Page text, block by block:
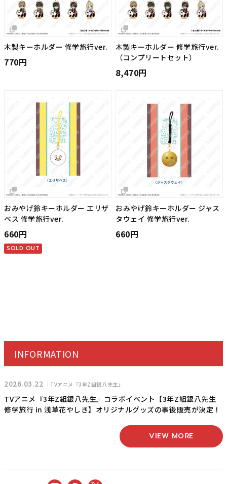
木製キーホルダー 修学旅行ver.
770円
木製キーホルダー 修学旅行ver.
（コンプリートセット）
8,470円
おみやげ鈴キーホルダー エリザ
ベス 修学旅行ver.
660円
SOLD OUT
おみやげ鈴キーホルダー ジャス
タウェイ 修学旅行ver.
660円
INFORMATION
2026.03.22 TVアニメ『3年Z組銀八先生』
TVアニメ『3年Z組銀八先生』コラボイベント【3年Z組銀八先生
修学旅行 in 浅草花やしき】オリジナルグッズの事後販売が決定！
VIEW MORE